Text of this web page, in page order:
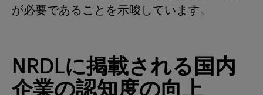
が必要であることを示唆しています。
NRDLに掲載される国内
企業の認知度の向上